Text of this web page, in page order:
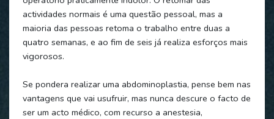
actividades normais é uma questão pessoal, mas a
maioria das pessoas retoma o trabalho entre duas a
quatro semanas, e ao fim de seis já realiza esforços mais
vigorosos.
Se pondera realizar uma abdominoplastia, pense bem nas
vantagens que vai usufruir, mas nunca descure o facto de
ser um acto médico, com recurso a anestesia,